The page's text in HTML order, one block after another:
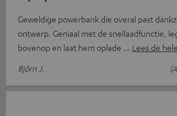
Geweldige powerbank die overal past
ontwerp. Geniaal met de snellaadfunctie,
bovenop en laat hem oplade
Lees de
Björn J.